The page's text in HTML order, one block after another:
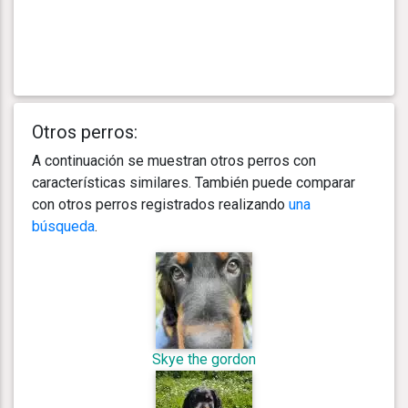
Otros perros:
A continuación se muestran otros perros con
características similares. También puede comparar
con otros perros registrados realizando una
búsqueda.
Skye the gordon